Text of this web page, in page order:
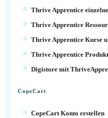
Thrive Apprentice
Thrive Apprentice
Thrive Apprentice Kurse
Thrive Apprentice
Digistore mit
CopeCart
CopeCart Konto erstellen